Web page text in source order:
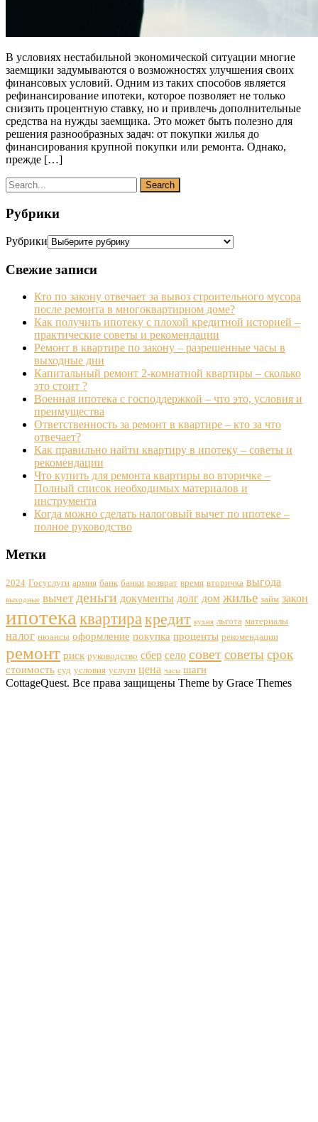
В условиях нестабильной экономической ситуации многие
заемщики задумываются о возможностях улучшения своих
финансовых условий. Одним из таких способов является
рефинансирование ипотеки, которое позволяет не только
снизить процентную ставку, но и привлечь дополнительные
средства на нужды заемщика. Это может быть полезно для
решения разнообразных задач: от покупки жилья до
финансирования крупной покупки или ремонта. Однако,
прежде […]
Рубрики
Рубрики
Свежие записи
Кто по закону отвечает за вывоз строительного мусора
после ремонта в многоквартирном доме?
Как получить ипотеку с плохой кредитной историей –
практические советы и рекомендации
Ремонт в квартире по закону – разрешенные часы в
выходные дни
Капитальный ремонт 2-комнатной квартиры – сколько
это стоит ?
Военная ипотека с господдержкой – что это, условия и
преимущества
Ответственность за ремонт в квартире – кто за что
отвечает?
Как правильно найти квартиру в ипотеку – советы и
рекомендации
Что купить для ремонта квартиры во вторичке –
Полный список необходимых материалов и
инструмента
Когда можно сделать налоговый вычет по ипотеке –
полное руководство
Метки
2024 Госуслуги армия банк банки возврат время вторичка выгода
выходные вычет деньги документы долг дом жилье займ закон
ипотека квартира кредит кухня льгота материалы
налог нюансы оформление покупка проценты рекомендации
ремонт риск руководство сбер село советсоветысрок
стоимость суд условия услуги цена часы шаги
CottageQuest. Все права защищены Theme by Grace Themes